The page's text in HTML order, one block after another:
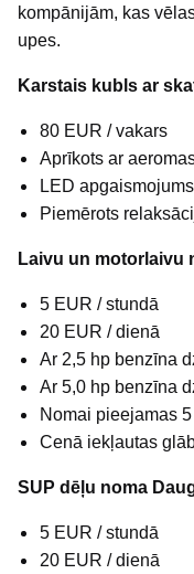
kompānijām, kas
upes.
Karstais kubls ar
80 EUR / vakars
Aprīkots ar
LED apgaismojums
Piemērots
Laivu un motorlaivu
5 EUR / stundā
20 EUR / dienā
Ar 2,5 hp benzīna
Ar 5,0 hp benzīna
Nomai pieejamas
Cenā iekļautas
SUP dēļu noma
5 EUR / stundā
20 EUR / dienā